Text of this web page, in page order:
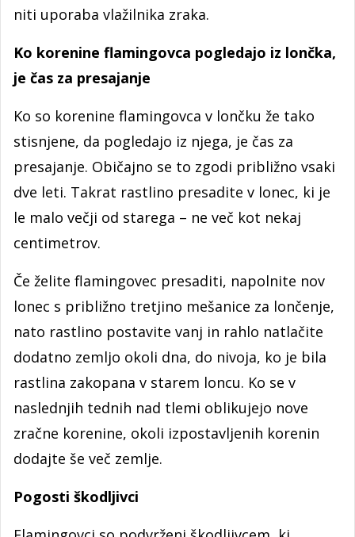
niti uporaba vlažilnika zraka.
Ko korenine flamingovca pogledajo iz lončka,
je čas za presajanje
Ko so korenine flamingovca v lončku že tako
stisnjene, da pogledajo iz njega, je čas za
presajanje. Običajno se to zgodi približno vsaki
dve leti. Takrat rastlino presadite v lonec, ki je
le malo večji od starega – ne več kot nekaj
centimetrov.
Če želite flamingovec presaditi, napolnite nov
lonec s približno tretjino mešanice za lončenje,
nato rastlino postavite vanj in rahlo natlačite
dodatno zemljo okoli dna, do nivoja, ko je bila
rastlina zakopana v starem loncu. Ko se v
naslednjih tednih nad tlemi oblikujejo nove
zračne korenine, okoli izpostavljenih korenin
dodajte še več zemlje.
Pogosti škodljivci